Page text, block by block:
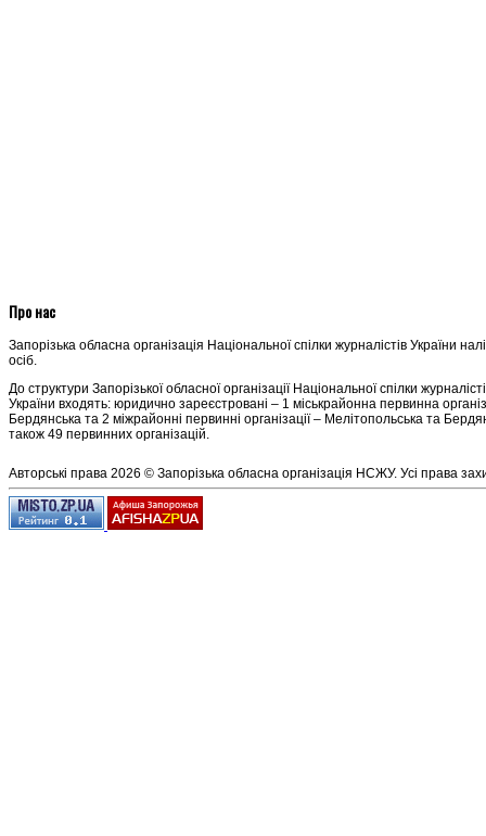
Про нас
Запорізька обласна організація Національної спілки журналістів України
осіб.
До структури Запорізької обласної організації Національної спілки
України входять: юридично зареєстровані – 1 міськрайонна первинна
Бердянська та 2 міжрайонні первинні організації – Мелітопольська та
також 49 первинних організацій.
Авторські права 2026 © Запорізька обласна організація НСЖУ. Усі права